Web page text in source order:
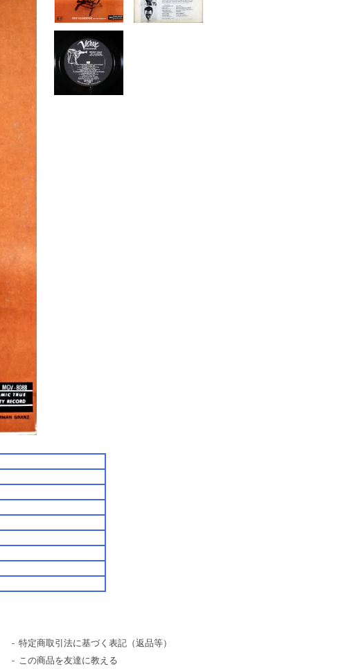
特定商取引法に基づく表記（返品等）
この商品を友達に教える